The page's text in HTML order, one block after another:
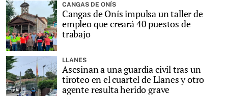
CANGAS DE ONÍS
Cangas de Onís impulsa un taller de
empleo que creará 40 puestos de
trabajo
LLANES
Asesinan a una guardia civil tras un
tiroteo en el cuartel de Llanes y otro
agente resulta herido grave